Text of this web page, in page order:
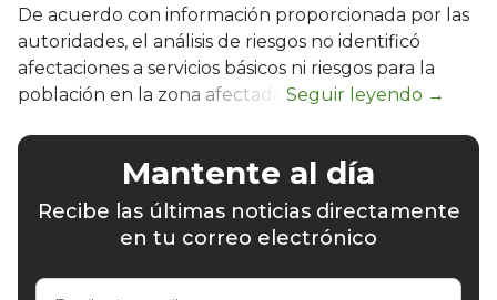
De acuerdo con información proporcionada por las
autoridades, el análisis de riesgos no identificó
afectaciones a servicios básicos ni riesgos para la
población en la zona afectada.
Mantente al día
Recibe las últimas noticias directamente
en tu correo electrónico
Escribe